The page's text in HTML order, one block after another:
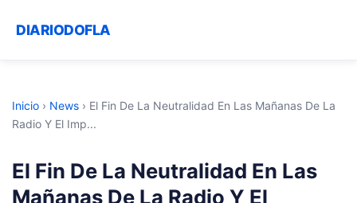
DIARIODOFLA
Inicio › News › El Fin De La Neutralidad En Las Mañanas De La
Radio Y El Imp...
El Fin De La Neutralidad En Las
Mañanas De La Radio Y El